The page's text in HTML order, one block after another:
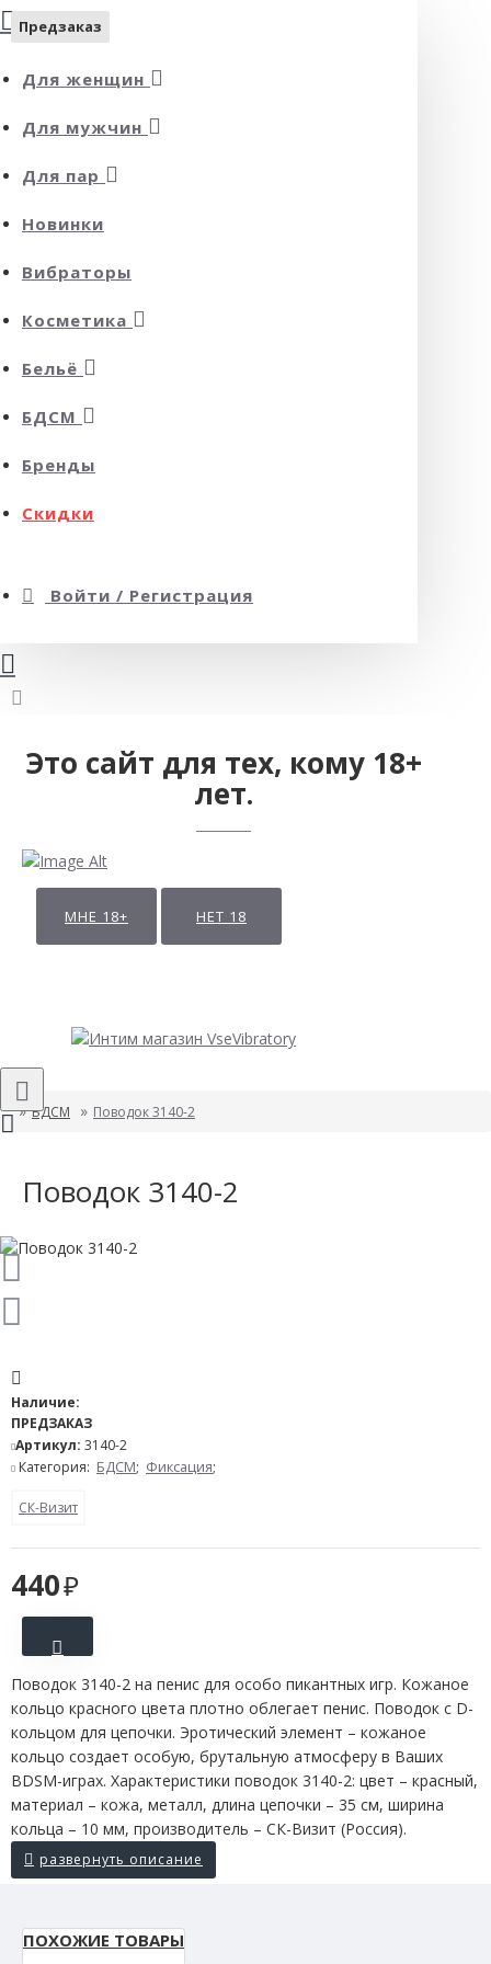
Для женщин
Для мужчин
Для пар
Новинки
Вибраторы
Косметика
Бельё
БДСМ
Бренды
Скидки
Войти / Регистрация
Это сайт для тех, кому 18+
лет.
МНЕ 18+ НЕТ 18
БДСМ Поводок 3140-2
Поводок 3140-2
440
Предзаказ
Наличие:
ПРЕДЗАКАЗ
Артикул: 3140-2
Категория: БДСМ; Фиксация;
СК-Визит
Поводок 3140-2 на пенис для особо пикантных игр. Кожаное
кольцо красного цвета плотно облегает пенис. Поводок с D-
кольцом для цепочки. Эротический элемент – кожаное
кольцо создает особую, брутальную атмосферу в Ваших
BDSM-играх. Характеристики поводок 3140-2: цвет – красный,
материал – кожа, металл, длина цепочки – 35 см, ширина
кольца – 10 мм, производитель – СК-Визит (Россия).
ПОХОЖИЕ ТОВАРЫ
Предзаказ